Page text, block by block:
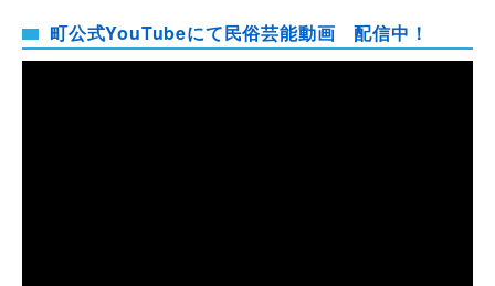
町公式YouTubeにて民俗芸能動画 配信中！